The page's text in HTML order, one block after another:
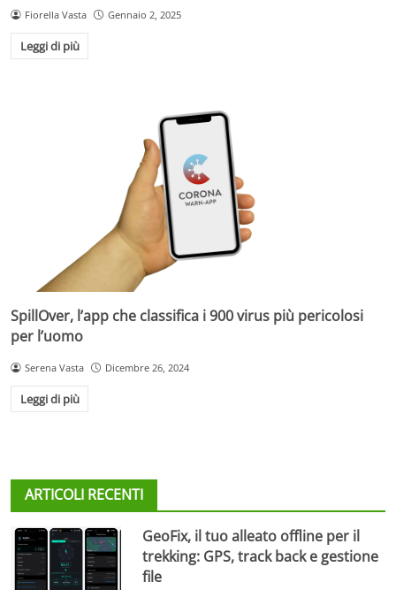
Fiorella Vasta Gennaio 2, 2025
Leggi di più
SpillOver, l’app che classifica i 900 virus più pericolosi
per l’uomo
Serena Vasta Dicembre 26, 2024
Leggi di più
ARTICOLI RECENTI
GeoFix, il tuo alleato offline per il
trekking: GPS, track back e gestione
file